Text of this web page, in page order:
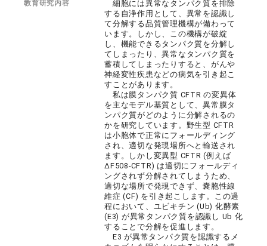
教育研究内容
細胞には異常なタンパク質を排除
する自浄作用として、異常を認識し
て分解する品質管理機構が備わって
います。しかし、この機構が破綻
し、機能できるタンパク質を分解し
てしまったり、異常なタンパク質を
蓄積してしまったりすると、がんや
神経変性疾患などの病気を引き起こ
すことがあります。
私は膜タンパク質 CFTR の変異体
を主なモデル基質として、異常膜タ
ンパク質がどのように分解されるの
かを研究しています。野生型 CFTR
は小胞体で正常にフォールディング
され、適切な発現場所へと輸送され
ます。しかし変異型 CFTR (例えば
∆F508-CFTR) は適切にフォールディ
ングされず分解されてしまうため、
適切な場所で発現できず、嚢胞性線
維症 (CF) を引き起こします。この過
程において、ユビキチン (Ub) 化酵素
(E3) が異常タンパク質を認識し Ub 化
することで分解を促進します。
E3 が異常タンパク質を認識するメ